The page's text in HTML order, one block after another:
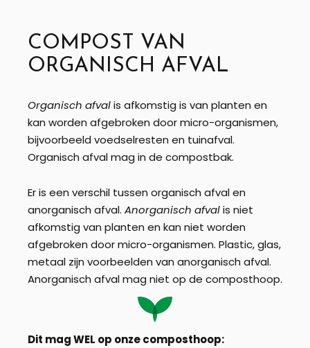
COMPOST VAN
ORGANISCH AFVAL
Organisch afvalis afkomstig is van planten en
kan worden afgebroken door micro-organismen,
bijvoorbeeld voedselresten en tuinafval.
Organisch afval mag in de compostbak.
Er is een verschil tussen organisch afval en
anorganisch afval. Anorganisch afvalis niet
afkomstig van planten en kan niet worden
afgebroken door micro-organismen. Plastic, glas,
metaal zijn voorbeelden van anorganisch afval.
Anorganisch afval mag niet op de composthoop.
Dit mag WEL op onze composthoop: